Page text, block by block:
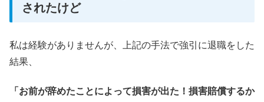
されたけど
私は経験がありませんが、上記の手法で強引に退職をした
結果、
「お前が辞めたことによって損害が出た！損害賠償するか